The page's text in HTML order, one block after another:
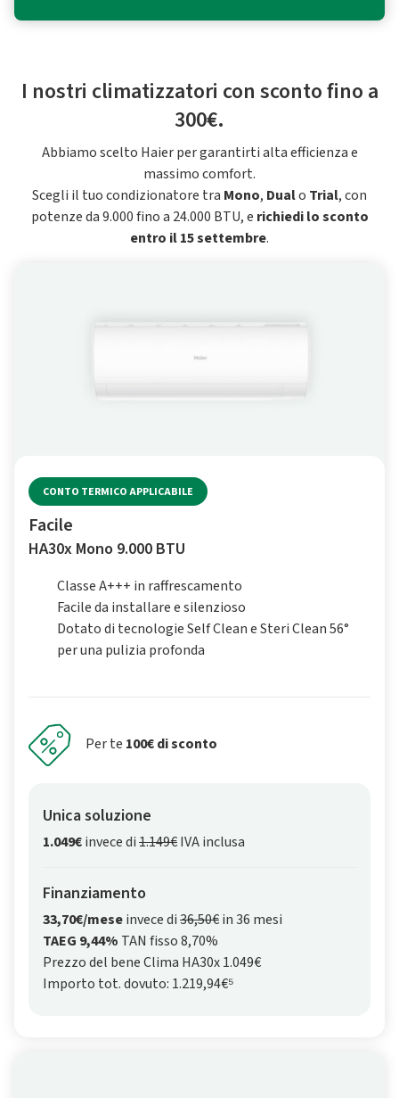
I nostri climatizzatori con sconto fino a
300€.
Abbiamo scelto Haier per garantirti alta efficienza e
massimo comfort.
Scegli il tuo condizionatore tra Mono, Dualo Trial, con
potenze da 9.000 fino a 24.000 BTU, e richiedi lo sconto
entro il 15 settembre.
CONTO TERMICO APPLICABILE
Facile
HA30x Mono 9.000 BTU
Classe A+++ in raffrescamento
Facile da installare e silenzioso
Dotato di tecnologie Self Clean e Steri Clean 56°
per una pulizia profonda
Per te 100€ di sconto
Unica soluzione
1.049€invece di1.149€IVA inclusa
Finanziamento
33,70€/meseinvece di36,50€in 36 mesi
TAEG 9,44% TAN fisso 8,70%
Prezzo del bene Clima HA30x 1.049€
Importo tot. dovuto: 1.219,94€⁵